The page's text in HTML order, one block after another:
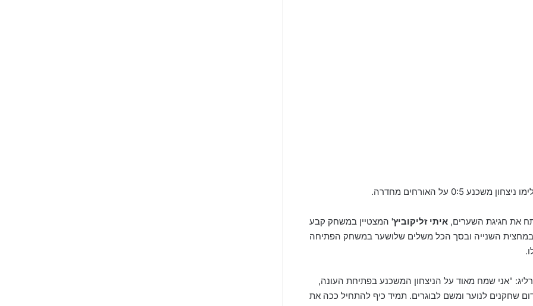
משכנע 0:5 על האורחים מחדרה.
איתי זליקוביץ' המצטיין במשחק קבע
השנייה ובסך הכל משלים שלושער במשחק הפתיחה
"אני שמח מאוד על הניצחון המשכנע בפתיחת העונה,
שחקנים לנוער ומשם לבוגרים. תמיד כיף להתחיל ככה את